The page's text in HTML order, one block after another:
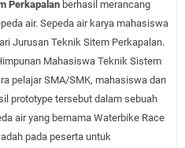
Perkapalan berhasil merancang
air. Sepeda air karya mahasiswa
Jurusan Teknik Sitem Perkapalan.
Mahasiswa Teknik Sistem
pelajar SMA/SMK, mahasiswa dan
prototype tersebut dalam sebuah
air yang bernama Waterbike Race
pada peserta untuk